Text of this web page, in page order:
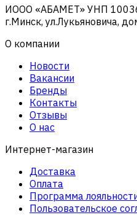
ИООО «АБАМЕТ» УНП
г.Минск, ул.Лукьяновича,
О компании
Новости
Вакансии
Бренды
Контакты
Отзывы
О нас
Интернет-магазин
Доставка
Оплата
Программа
Пользовательское